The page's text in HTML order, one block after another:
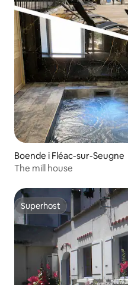
Boende i Fléac-sur-Seugne
The mill house
Superhost
Superhost